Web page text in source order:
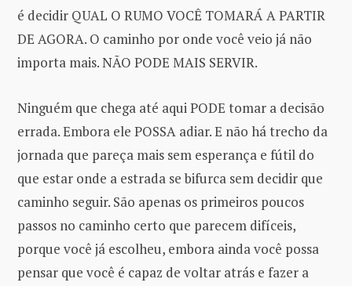
é decidir QUAL O RUMO VOCÊ TOMARÁ A PARTIR
DE AGORA. O caminho por onde você veio já não
importa mais. NÃO PODE MAIS SERVIR.
Ninguém que chega até aqui PODE tomar a decisão
errada. Embora ele POSSA adiar. E não há trecho da
jornada que pareça mais sem esperança e fútil do
que estar onde a estrada se bifurca sem decidir que
caminho seguir. São apenas os primeiros poucos
passos no caminho certo que parecem difíceis,
porque você já escolheu, embora ainda você possa
pensar que você é capaz de voltar atrás e fazer a